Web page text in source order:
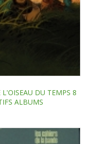
DU TEMPS 8
ALBUMS